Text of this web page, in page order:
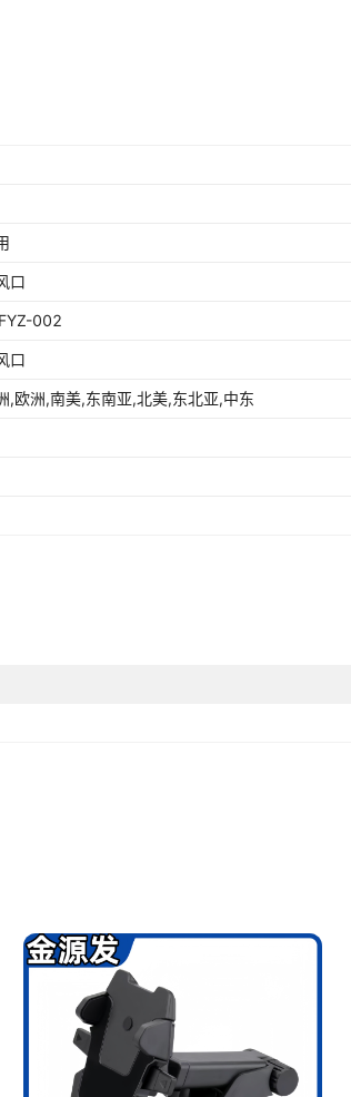
口
002
口
,欧洲,南美,东南亚,北美,东北亚,中东